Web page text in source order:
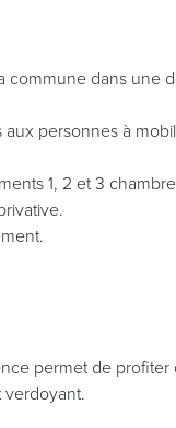
dans une
personnes à
1, 2 et 3
permet de